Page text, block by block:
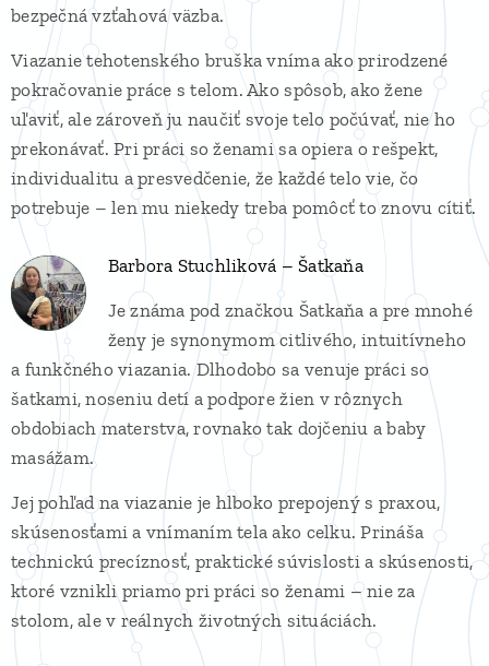
bezpečná vzťahová väzba.
Viazanie tehotenského bruška vníma ako prirodzené
pokračovanie práce s telom. Ako spôsob, ako žene
uľaviť, ale zároveň ju naučiť svoje telo počúvať, nie ho
prekonávať. Pri práci so ženami sa opiera o rešpekt,
individualitu a presvedčenie, že každé telo vie, čo
potrebuje – len mu niekedy treba pomôcť to znovu cítiť.
Barbora Stuchliková – Šatkaňa
Je známa pod značkou Šatkaňa a pre mnohé
ženy je synonymom citlivého, intuitívneho
a funkčného viazania. Dlhodobo sa venuje práci so
šatkami, noseniu detí a podpore žien v rôznych
obdobiach materstva, rovnako tak dojčeniu a baby
masážam.
Jej pohľad na viazanie je hlboko prepojený s praxou,
skúsenosťami a vnímaním tela ako celku. Prináša
technickú precíznosť, praktické súvislosti a skúsenosti,
ktoré vznikli priamo pri práci so ženami – nie za
stolom, ale v reálnych životných situáciách.